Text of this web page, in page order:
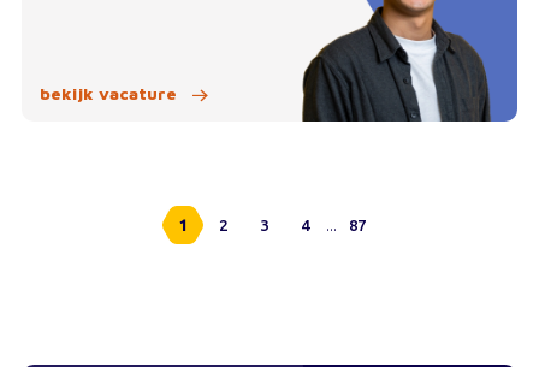
bekijk vacature
1 2 3 4 ... 87